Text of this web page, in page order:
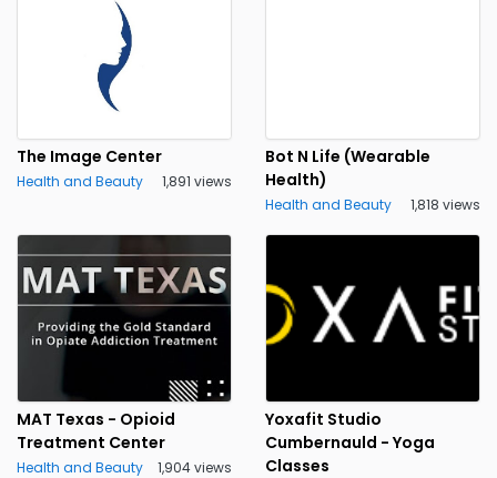
The Image Center
Health and Beauty 1,891 views
Bot N Life (Wearable
Health)
Health and Beauty 1,818 views
MAT Texas - Opioid
Treatment Center
Health and Beauty 1,904 views
Yoxafit Studio
Cumbernauld - Yoga
Classes